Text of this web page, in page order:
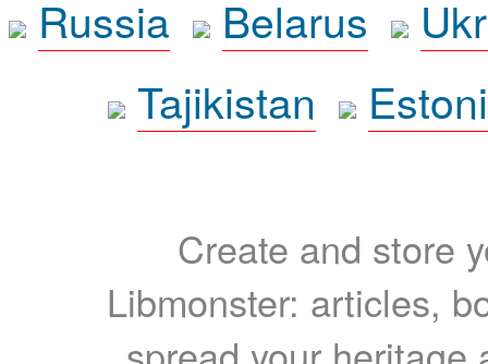
Russia
Belarus
Tajikistan
Create and store
Libmonster: articles,